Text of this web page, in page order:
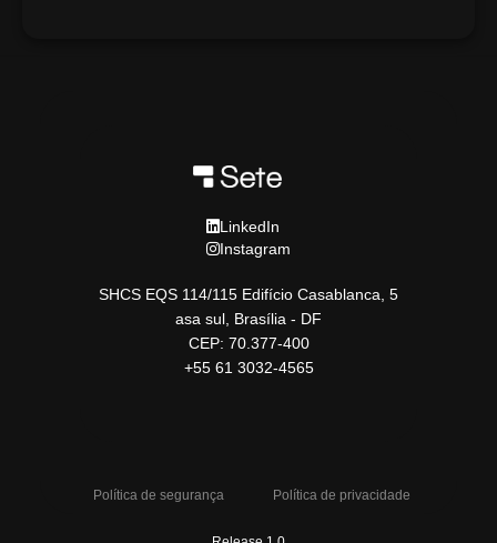
LinkedIn
Instagram
SHCS EQS 114/115 Edifício Casablanca, 5
asa sul, Brasília - DF
CEP: 70.377-400
+55 61 3032-4565
Política de segurança Política de privacidade